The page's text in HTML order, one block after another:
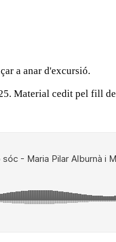
a anar d'excursió.
Material cedit pel fill de